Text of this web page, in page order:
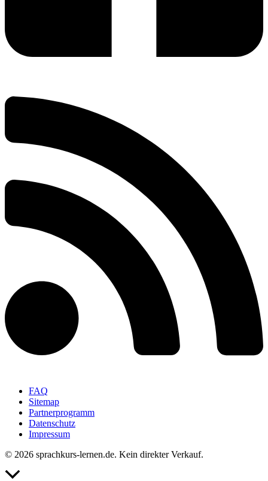
FAQ
Sitemap
Partnerprogramm
Datenschutz
Impressum
© 2026 sprachkurs-lernen.de. Kein direkter Verkauf.